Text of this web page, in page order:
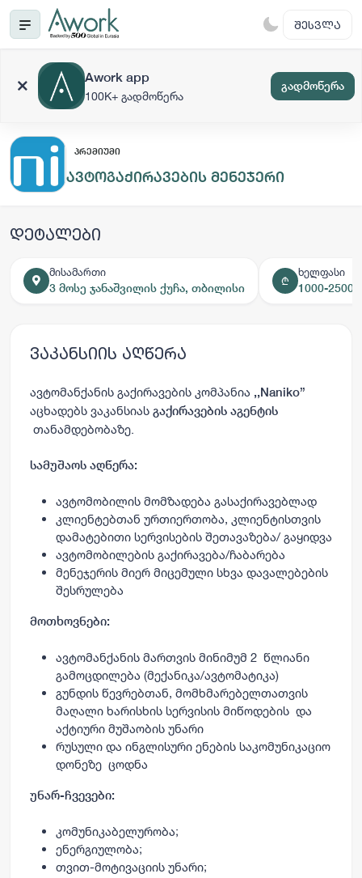
ᲨᲔᲡᲕᲚᲐ
Awork app
100K+ გადმოწერა
გადმოწერა
ᲞᲠᲔᲛᲘᲣᲛᲘ
ავტოგაქირავების მენეჯერი
დეტალები
მისამართი
3 მოსე ჯანაშვილის ქუჩა, თბილისი
₾
ხელფასი
1000-2500
ვაკანსიის აღწერა
ავტომანქანის გაქირავების კომპანია ,,Naniko”
აცხადებს ვაკანსიას გაქირავების აგენტის
თანამდებობაზე.
სამუშაოს აღწერა:
ავტომობილის მომზადება გასაქირავებლად
კლიენტებთან ურთიერთობა, კლიენტისთვის
დამატებითი სერვისების შეთავაზება/ გაყიდვა
ავტომობილების გაქირავება/ჩაბარება
მენეჯერის მიერ მიცემული სხვა დავალებების
შესრულება
მოთხოვნები:
ავტომანქანის მართვის მინიმუმ 2 წლიანი
გამოცდილება (მექანიკა/ავტომატიკა)
გუნდის წევრებთან, მომხმარებელთათვის
მაღალი ხარისხის სერვისის მიწოდების და
აქტიური მუშაობის უნარი
რუსული და ინგლისური ენების საკომუნიკაციო
დონეზე ცოდნა
უნარ-ჩვევები:
კომუნიკაბელურობა;
ენერგიულობა;
თვით-მოტივაციის უნარი;